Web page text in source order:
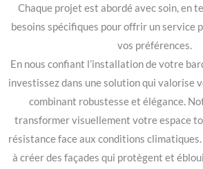
Chaque projet est abordé avec soin, en
besoins spécifiques pour offrir un service
vos préférences.
En nous confiant l’installation de votre
investissez dans une solution qui valorise
combinant robustesse et élégance.
transformer visuellement votre espace
résistance face aux conditions climatiques.
à créer des façades qui protègent et